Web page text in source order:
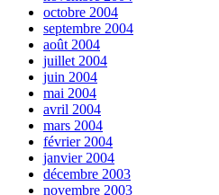
octobre 2004
septembre 2004
août 2004
juillet 2004
juin 2004
mai 2004
avril 2004
mars 2004
février 2004
janvier 2004
décembre 2003
novembre 2003